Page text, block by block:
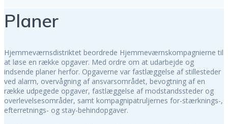
Planer
Hjemmeværnsdistriktet beordrede Hjemmeværnskompagnierne til
at løse en række opgaver. Med ordre om at udarbejde og
indsende planer herfor. Opgaverne var fastlæggelse af stillesteder
ved alarm, overvågning af ansvarsområdet, bevogtning af en
række udpegede opgaver, fastlæggelse af modstandssteder og
overlevelsesområder, samt kompagnipatruljernes for-stærknings-,
efterretnings- og stay-behindopgaver.